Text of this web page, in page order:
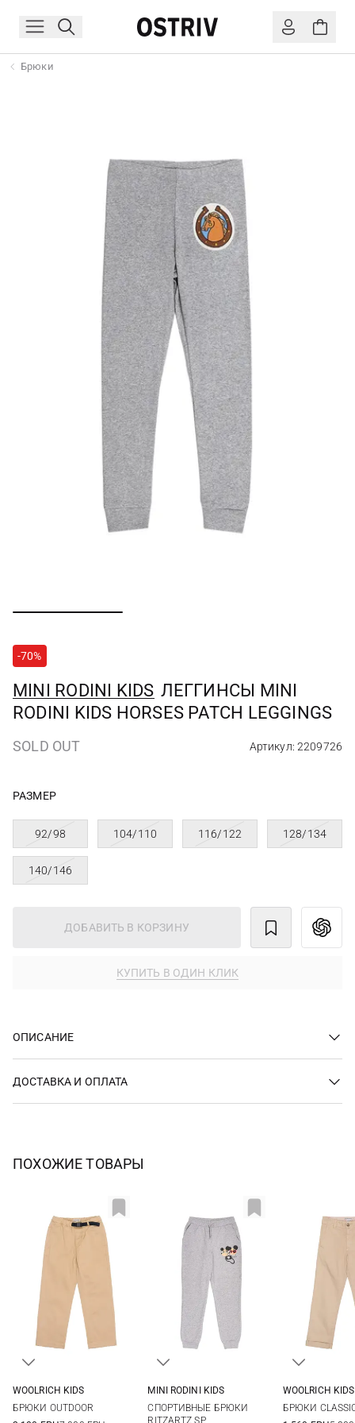
Брюки
-70%
MINI RODINI KIDS ЛЕГГИНСЫ MINI
RODINI KIDS HORSES PATCH LEGGINGS
SOLD OUT Артикул: 2209726
РАЗМЕР
92/98 104/110 116/122 128/134
140/146
ДОБАВИТЬ В КОРЗИНУ
КУПИТЬ В ОДИН КЛИК
ОПИСАНИЕ
ДОСТАВКА И ОПЛАТА
ПОХОЖИЕ ТОВАРЫ
WOOLRICH KIDS
БРЮКИ OUTDOOR
140/146
MINI RODINI KIDS
СПОРТИВНЫЕ БРЮКИ
RITZARTZ SP
WOOLRICH KIDS
БРЮКИ